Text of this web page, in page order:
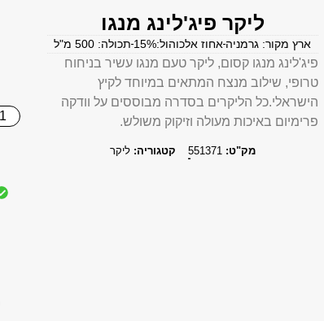
ליקר פיג'לינג מנגו
ארץ מקור: גרמניה אחוז אלכוהול:15% תכולה: 500 מ"ל
פיג'לינג מנגו קסום, ליקר טעם מנגו עשיר בניחוח
טרופי, שילוב מנצח המתאים במיוחד לקיץ
הישראלי.כל הליקרים בסדרה מבוססים על וודקה
פרימיום באיכות מעולה וזיקוק משולש.
מק"ט:551371 קטגוריה: ליקר